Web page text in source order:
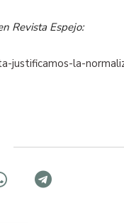
Revista Espejo:
justificamos-la-